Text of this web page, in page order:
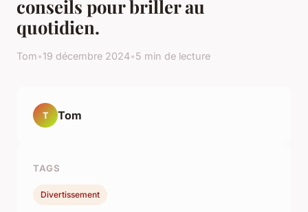
conseils pour briller au
quotidien.
Tom•19 décembre 2024•5 min de lecture
T Tom
TAGS
Divertissement